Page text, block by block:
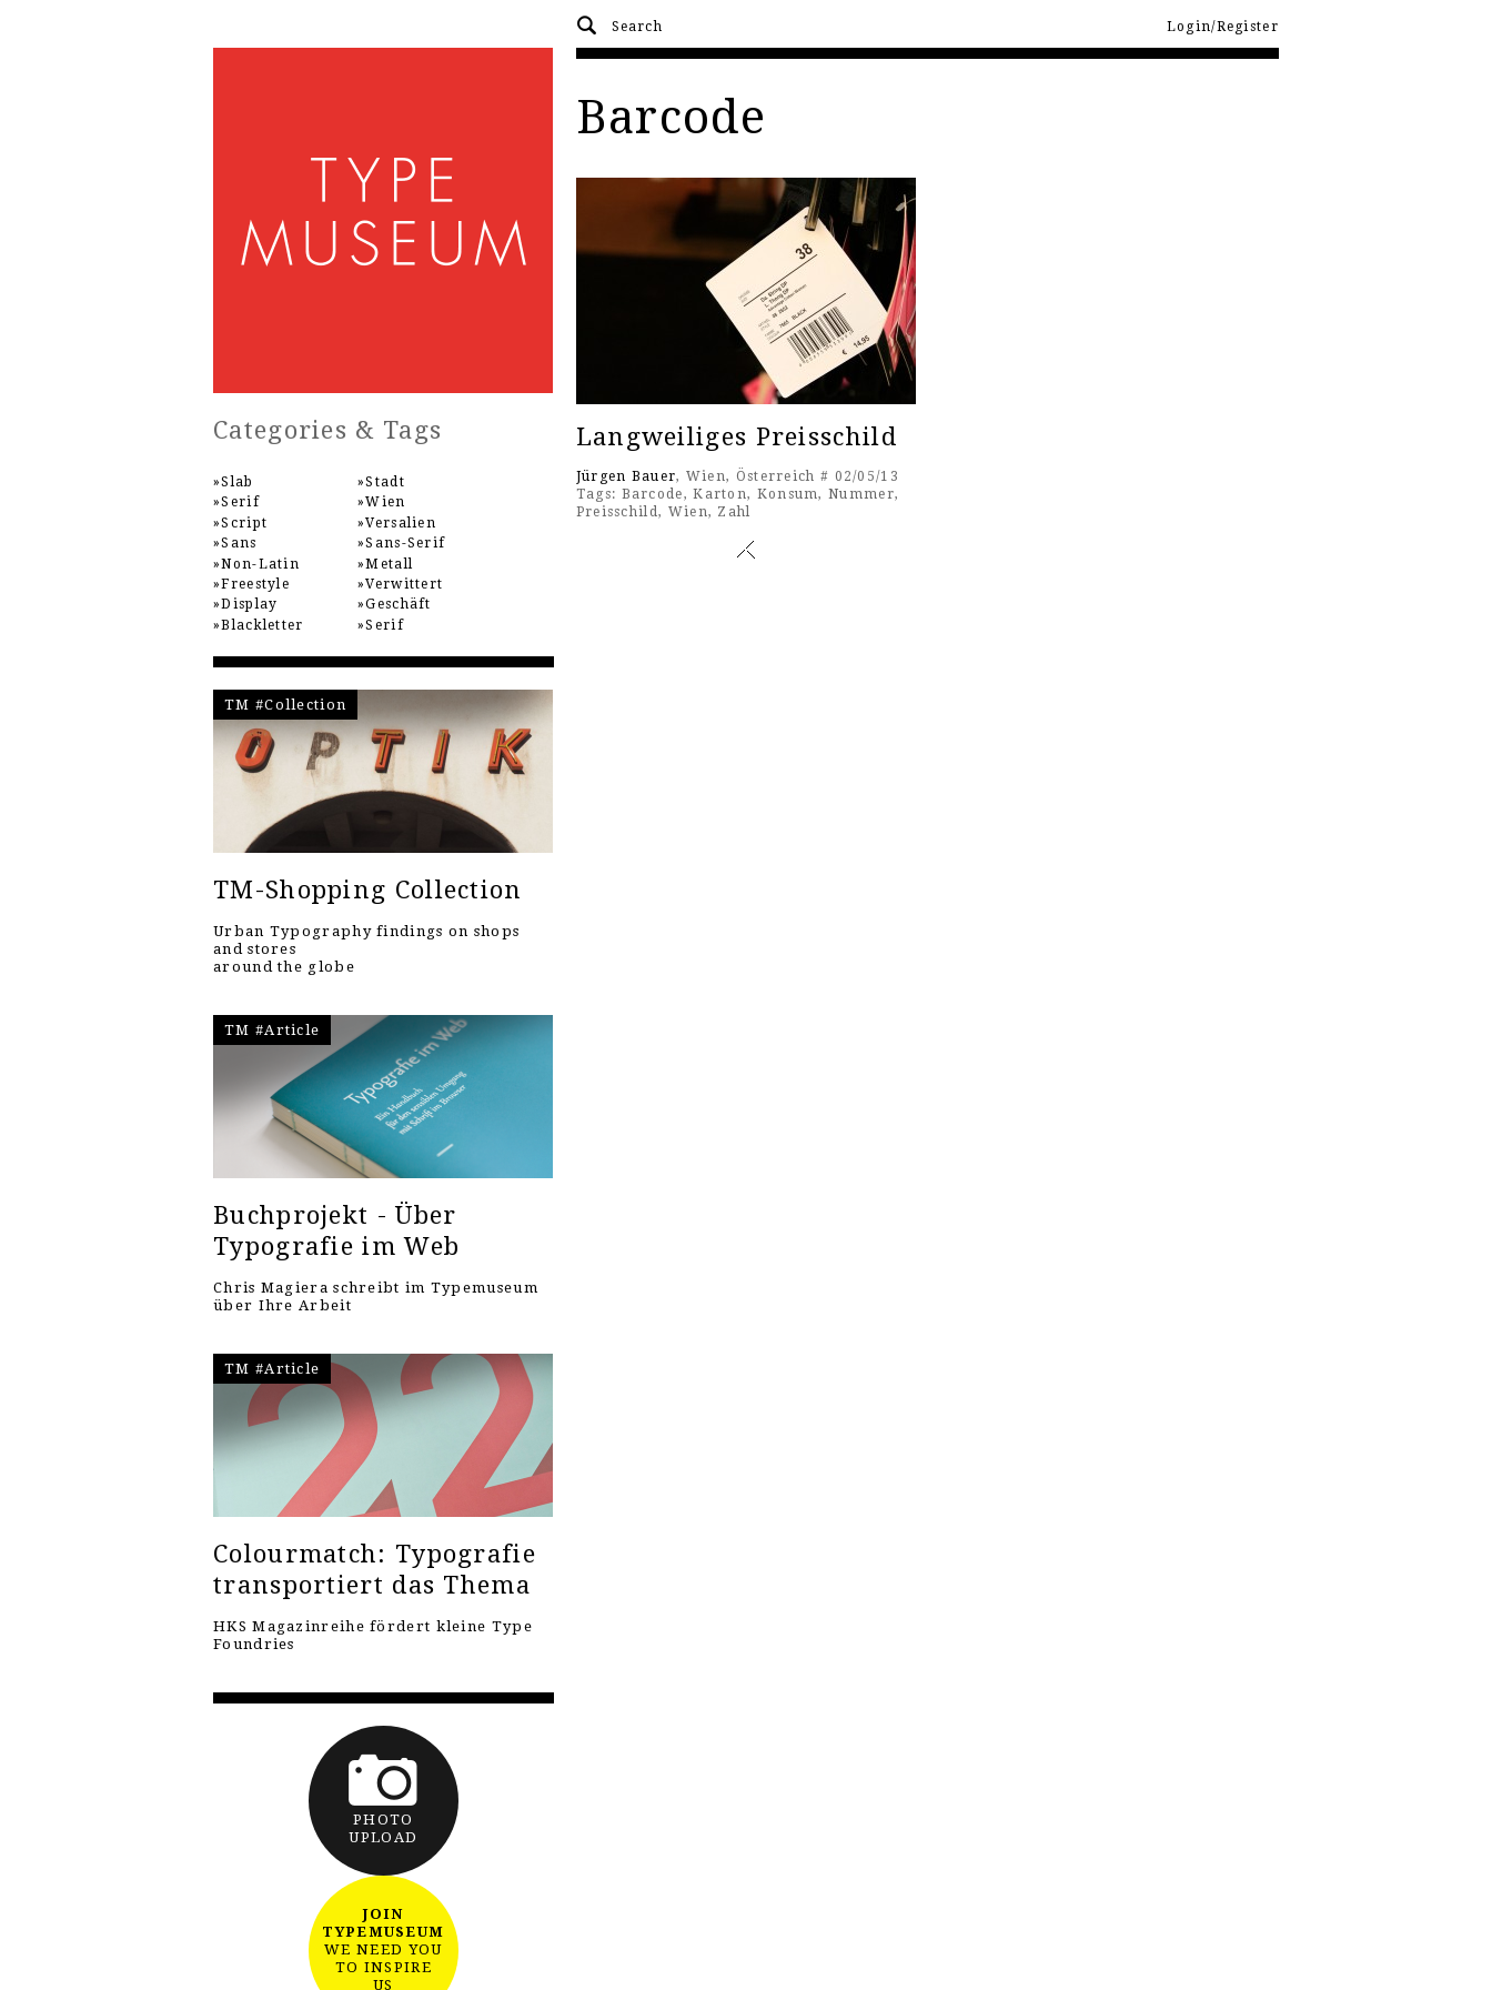
Login/Register
Barcode
Langweiliges Preisschild
Jürgen Bauer, Wien, Österreich # 02/05/13
Tags: Barcode,Karton, Konsum,Nummer,
Preisschild, Wien, Zahl
Categories & Tags
Slab
Serif
Script
Sans
Non-Latin
Freestyle
Display
Blackletter
Stadt
Wien
Versalien
Sans-Serif
Metall
Verwittert
Geschäft
Serif
TM #Collection
TM-Shopping Collection
Urban Typography findings on shops
and stores
around the globe
TM #Article
Buchprojekt - Über
Typografie im Web
Chris Magiera schreibt im Typemuseum
über Ihre Arbeit
TM #Article
Colourmatch: Typografie
transportiert das Thema
HKS Magazinreihe fördert kleine Type
Foundries
PHOTO
UPLOAD
JOIN
TYPEMUSEUM
WE NEED YOU
TO INSPIRE
US